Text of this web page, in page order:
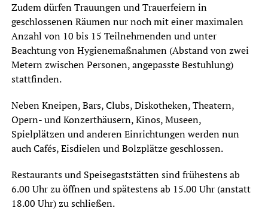
Zudem dürfen Trauungen und Trauerfeiern in
geschlossenen Räumen nur noch mit einer maximalen
Anzahl von 10 bis 15 Teilnehmenden und unter
Beachtung von Hygienemaßnahmen (Abstand von zwei
Metern zwischen Personen, angepasste Bestuhlung)
stattfinden.
Neben Kneipen, Bars, Clubs, Diskotheken, Theatern,
Opern- und Konzerthäusern, Kinos, Museen,
Spielplätzen und anderen Einrichtungen werden nun
auch Cafés, Eisdielen und Bolzplätze geschlossen.
Restaurants und Speisegaststätten sind frühestens ab
6.00 Uhr zu öffnen und spätestens ab 15.00 Uhr (anstatt
18.00 Uhr) zu schließen.